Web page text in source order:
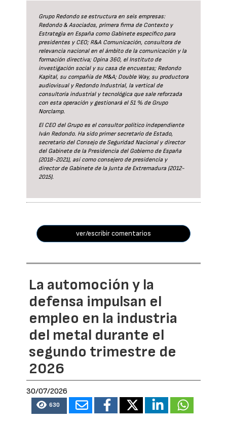
Grupo Redondo se estructura en seis empresas:
Redondo & Asociados, primera firma de Contexto y
Estrategia en España como Gabinete específico para
presidentes y CEO; R&A Comunicación, consultora de
relevancia nacional en el ámbito de la comunicación y la
formación directiva; Opina 360, el Instituto de
investigación social y su casa de encuestas; Redondo
Kapital, su compañía de M&A; Double Way, su productora
audiovisual y Redondo Industrial, la vertical de
consultoría industrial y tecnológica que sale reforzada
con esta operación y gestionará el 51 % de Grupo
Norclamp.
El CEO del Grupo es el consultor político independiente
Iván Redondo. Ha sido primer secretario de Estado,
secretario del Consejo de Seguridad Nacional y director
del Gabinete de la Presidencia del Gobierno de España
(2018-2021), así como consejero de presidencia y
director de Gabinete de la Junta de Extremadura (2012-
2015).
ver/escribir comentarios
La automoción y la
defensa impulsan el
empleo en la industria
del metal durante el
segundo trimestre de
2026
30/07/2026
630